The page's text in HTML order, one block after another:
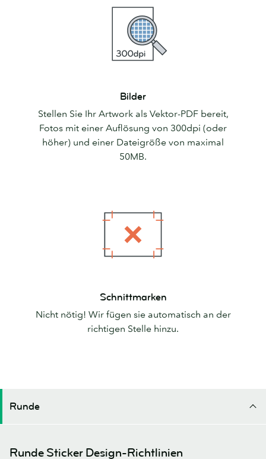
Bilder
Stellen Sie Ihr Artwork als Vektor-PDF bereit,
Fotos mit einer Auflösung von 300dpi (oder
höher) und einer Dateigröße von maximal
50MB.
Schnittmarken
Nicht nötig! Wir fügen sie automatisch an der
richtigen Stelle hinzu.
Runde
Runde Sticker Design-Richtlinien